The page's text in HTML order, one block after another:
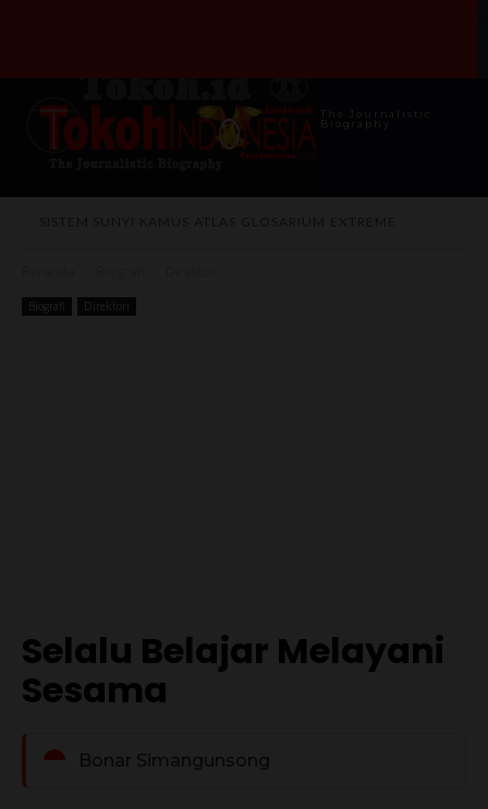
The Journalistic
Biography
Biografi Direktori
Selalu Belajar Melayani
Sesama
Bonar Simangunsong